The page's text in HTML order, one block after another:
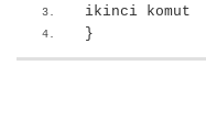
ikinci komut
}